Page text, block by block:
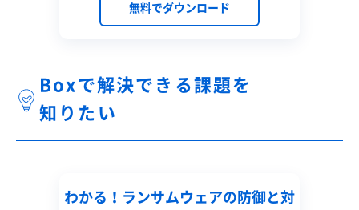
無料でダウンロード
Boxで解決できる課題を
知りたい
わかる！ランサムウェアの防御と対